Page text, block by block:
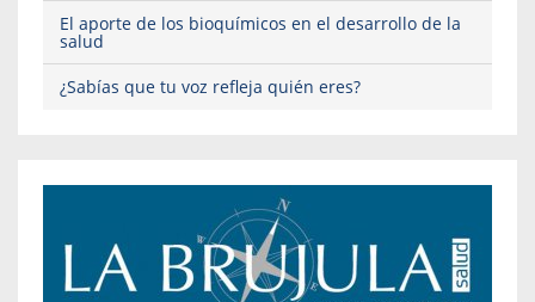
El aporte de los bioquímicos en el desarrollo de la
salud
¿Sabías que tu voz refleja quién eres?